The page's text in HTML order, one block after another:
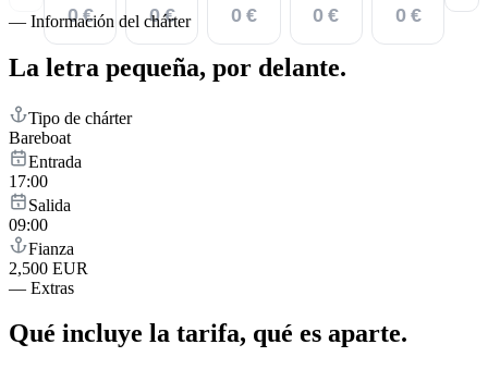
0 €
0 €
0 €
0 €
0 €
— Información del chárter
La letra pequeña, por delante.
Tipo de chárter
Bareboat
Entrada
17:00
Salida
09:00
Fianza
2,500 EUR
— Extras
Qué incluye la tarifa, qué es aparte.